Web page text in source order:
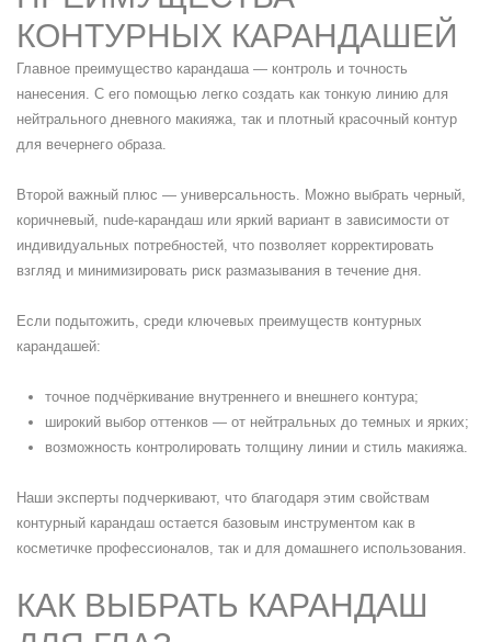
КОНТУРНЫХ КАРАНДАШЕЙ
Главное преимущество карандаша — контроль и точность
нанесения. С его помощью легко создать как тонкую линию для
нейтрального дневного макияжа, так и плотный красочный контур
для вечернего образа.
Второй важный плюс — универсальность. Можно выбрать черный,
коричневый, nude-карандаш или яркий вариант в зависимости от
индивидуальных потребностей, что позволяет корректировать
взгляд и минимизировать риск размазывания в течение дня.
Если подытожить, среди ключевых преимуществ контурных
карандашей:
точное подчёркивание внутреннего и внешнего контура;
широкий выбор оттенков — от нейтральных до темных и ярких;
возможность контролировать толщину линии и стиль макияжа.
Наши эксперты подчеркивают, что благодаря этим свойствам
контурный карандаш остается базовым инструментом как в
косметичке профессионалов, так и для домашнего использования.
КАК ВЫБРАТЬ КАРАНДАШ